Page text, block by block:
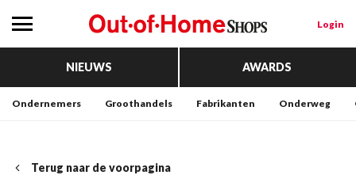
Login
NIEUWS AWARDS
Ondernemers Groothandels Fabrikanten Onderweg
Terug naar de voorpagina